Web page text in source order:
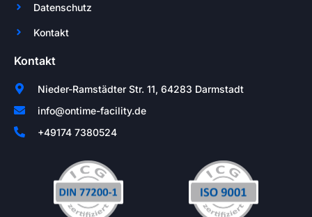
Datenschutz
Kontakt
Kontakt
Nieder-Ramstädter Str. 11, 64283 Darmstadt
info@ontime-facility.de
+49174 7380524